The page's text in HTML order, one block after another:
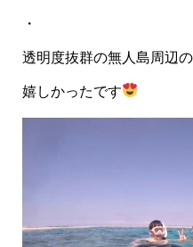
・
透明度抜群の無人島周辺
嬉しかったです